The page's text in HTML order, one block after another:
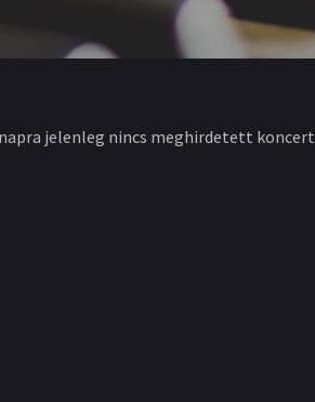
jelenleg nincs meghirdetett koncert